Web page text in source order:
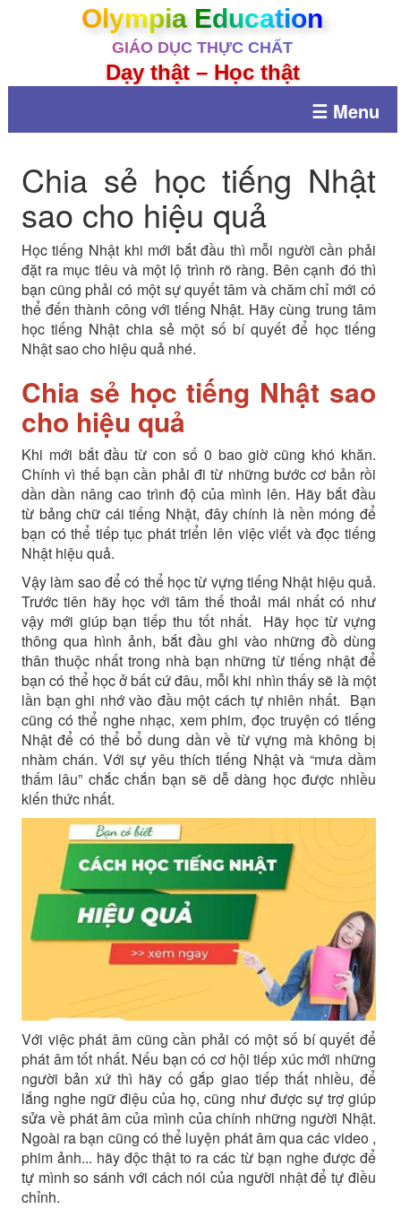
Olympia Education
GIÁO DỤC THỰC CHẤT
Dạy thật – Học thật
☰ Menu
Chia sẻ học tiếng Nhật
sao cho hiệu quả
Học tiếng Nhật khi mới bắt đầu thì mỗi người cần phải
đặt ra mục tiêu và một lộ trình rõ ràng. Bên cạnh đó thì
bạn cũng phải có một sự quyết tâm và chăm chỉ mới có
thể đến thành công với tiếng Nhật. Hãy cùng trung tâm
học tiếng Nhật chia sẻ một số bí quyết để học tiếng
Nhật sao cho hiệu quả nhé.
Chia sẻ học tiếng Nhật sao
cho hiệu quả
Khi mới bắt đầu từ con số 0 bao giờ cũng khó khăn.
Chính vì thế bạn cần phải đi từ những bước cơ bản rồi
dần dần nâng cao trình độ của mình lên. Hãy bắt đầu
từ bảng chữ cái tiếng Nhật, đây chính là nền móng để
bạn có thể tiếp tục phát triển lên việc viết và đọc tiếng
Nhật hiệu quả.
Vậy làm sao để có thể học từ vựng tiếng Nhật hiệu quả.
Trước tiên hãy học với tâm thế thoải mái nhất có như
vậy mới giúp bạn tiếp thu tốt nhất. Hãy học từ vựng
thông qua hình ảnh, bắt đầu ghi vào những đồ dùng
thân thuộc nhất trong nhà bạn những từ tiếng nhật để
bạn có thể học ở bất cứ đâu, mỗi khi nhìn thấy sẽ là một
lần bạn ghi nhớ vào đầu một cách tự nhiên nhất. Bạn
cũng có thể nghe nhạc, xem phim, đọc truyện có tiếng
Nhật để có thể bổ dung dần về từ vựng mà không bị
nhàm chán. Với sự yêu thích tiếng Nhật và “mưa dầm
thấm lâu” chắc chắn bạn sẽ dễ dàng học được nhiều
kiến thức nhất.
Với việc phát âm cũng cần phải có một số bí quyết để
phát âm tốt nhất. Nếu bạn có cơ hội tiếp xúc mới những
người bản xứ thì hãy cố gắp giao tiếp thất nhiều, để
lắng nghe ngữ điệu của họ, cũng như được sự trợ giúp
sửa về phát âm của mình của chính những người Nhật.
Ngoài ra bạn cũng có thể luyện phát âm qua các video ,
phim ảnh... hãy độc thật to ra các từ bạn nghe được để
tự mình so sánh với cách nói của người nhật để tự điều
chỉnh.